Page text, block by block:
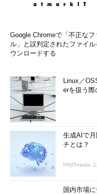
Google Chromeで「不正なフ
ル」と誤判定されたファイル
ウンロードする
Linux／
erを扱う際
生成AIで
チとは？
PR(ITmedia
国内市場